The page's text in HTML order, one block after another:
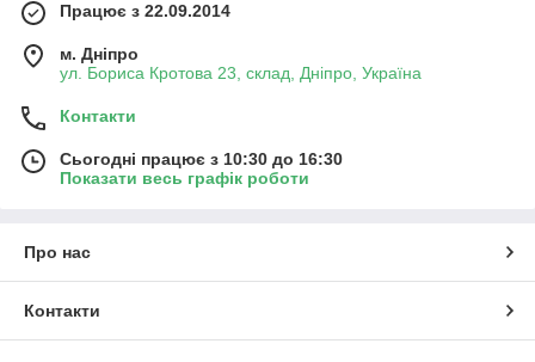
Працює з 22.09.2014
м. Дніпро
ул. Бориса Кротова 23, склад, Дніпро, Україна
Контакти
Сьогодні працює з 10:30 до 16:30
Показати весь графік роботи
Про нас
Контакти